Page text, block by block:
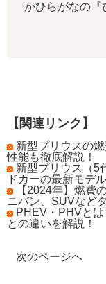
かひらがなの『
【関連リンク】
新型プリウスの
性能も徹底解説！
新型プリウス（5
ドカーの最新モデ
【2024年】燃費
ニバン、SUVなど
PHEV・PHVと
との違いを解説！
次のページへ